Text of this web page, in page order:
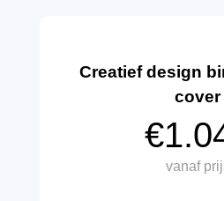
Creatief design
cover
vanaf